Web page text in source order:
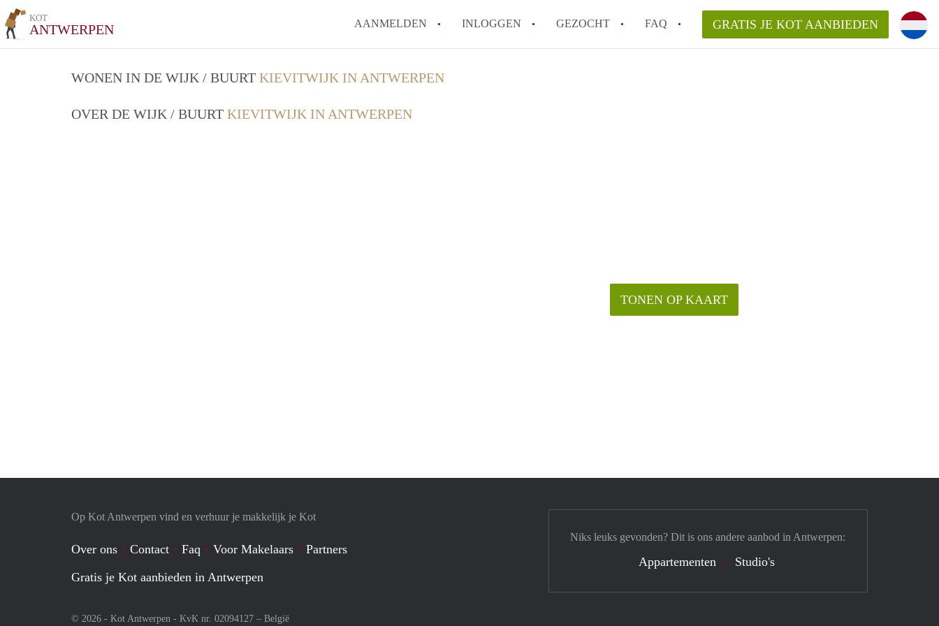
KOT
ANTWERPEN AANMELDEN INLOGGEN GEZOCHT FAQ GRATIS JE KOT AANBIEDEN
WONEN IN DE WIJK / BUURT KIEVITWIJK IN ANTWERPEN
OVER DE WIJK / BUURT KIEVITWIJK IN ANTWERPEN
TONEN OP KAART
Op Kot Antwerpen vind en verhuur je makkelijk je Kot
Over ons Contact Faq Voor Makelaars
Partners
Gratis je Kot aanbieden in Antwerpen
© 2026 - Kot Antwerpen - KvK nr. 02094127 – België
Niks leuks gevonden? Dit is ons andere aanbod in Antwerpen:
Appartementen Studio's